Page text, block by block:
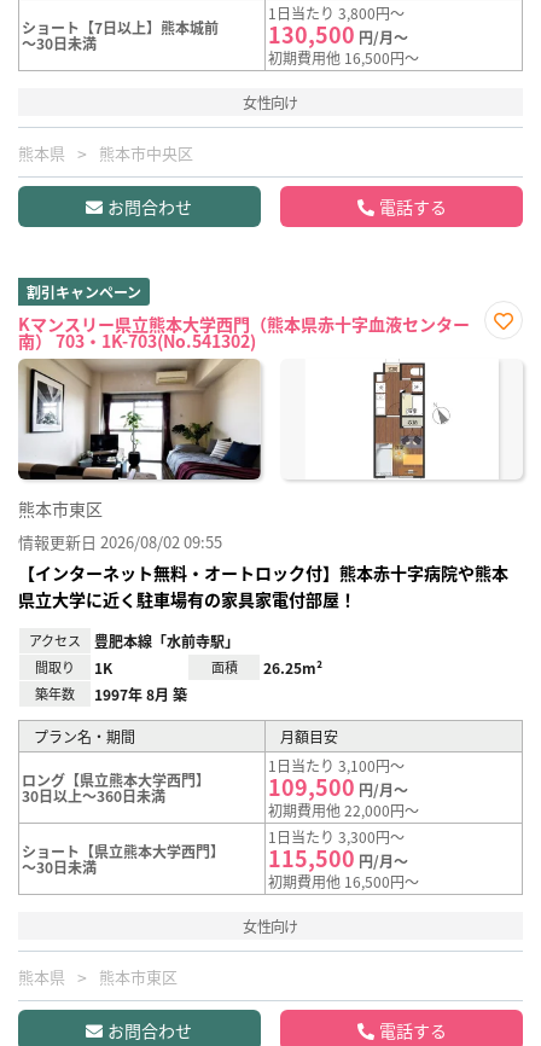
ショート【7日以上】熊本城前
～30日未満
1日当たり 3,800円～
130,500 円/月～
初期費用他 16,500円～
女性向け
熊本県 熊本市中央区
お問合わせ 電話する
割引キャンペーン
Kマンスリー県立熊本大学西門（熊本県赤十字血液センター
南） 703・1K-703(No.541302)
に入
熊本市東区
情報更新日 2026/08/02 09:55
【インターネット無料・オートロック付】熊本赤十字病院や熊本
県立大学に近く駐車場有の家具家電付部屋！
アクセス 豊肥本線「水前寺駅」
間取り 1K 面積 26.25m²
築年数 1997年 8月 築
プラン名・期間 月額目安
ロング【県立熊本大学西門】
30日以上～360日未満
1日当たり 3,100円～
109,500 円/月～
初期費用他 22,000円～
ショート【県立熊本大学西門】
～30日未満
1日当たり 3,300円～
115,500 円/月～
初期費用他 16,500円～
女性向け
熊本県 熊本市東区
お問合わせ 電話する